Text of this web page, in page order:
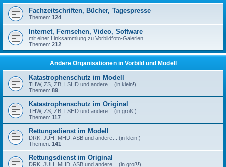
Fachzeitschriften, Bücher, Tagespresse
Themen: 124
Internet, Fernsehen, Video, Software
mit einer Linksammlung zu Vorbildfoto-Galerien
Themen: 212
Andere Organisationen in Vorbild und Modell
Katastrophenschutz im Modell
THW, ZS, ZB, LSHD und andere... (in klein!)
Themen: 89
Katastrophenschutz im Original
THW, ZS, ZB, LSHD und andere... (in groß!)
Themen: 117
Rettungsdienst im Modell
DRK, JUH, MHD, ASB und andere... (in klein!)
Themen: 141
Rettungsdienst im Original
DRK, JUH, MHD, ASB und andere... (in groß!)